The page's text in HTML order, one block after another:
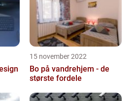
15 november 2022
Bo på vandrehjem - de
største fordele